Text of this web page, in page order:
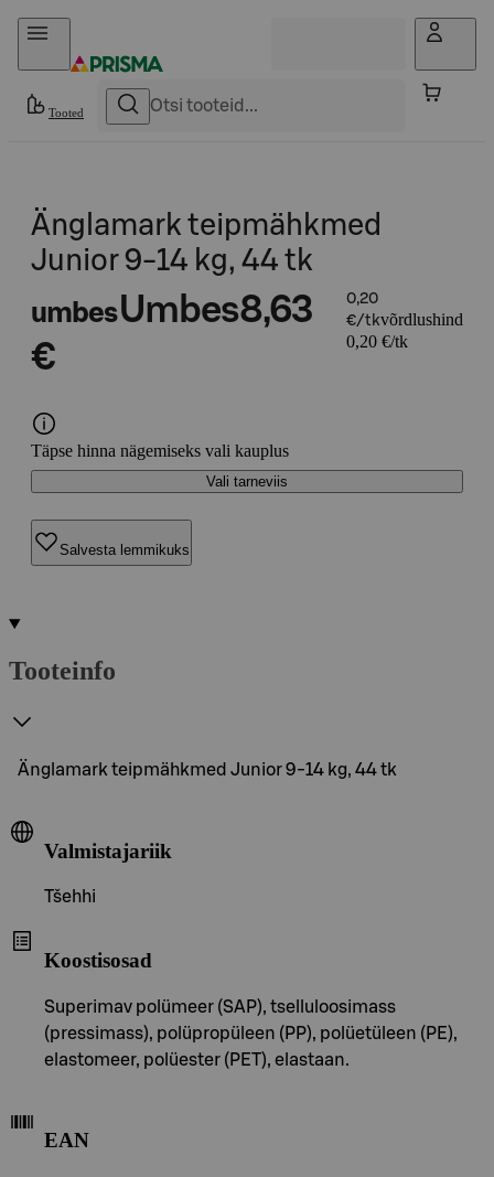
Otse sisu juurde
Tooted
Änglamark teipmähkmed
Junior 9-14 kg, 44 tk
umbesUmbes8,63
€
0,20
€/tkvõrdlushind
0,20 €/tk
Täpse hinna nägemiseks vali kauplus
Vali tarneviis
Salvesta lemmikuks
Tooteinfo
Änglamark teipmähkmed Junior 9-14 kg, 44 tk
Valmistajariik
Tšehhi
Koostisosad
Superimav polümeer (SAP), tselluloosimass
(pressimass), polüpropüleen (PP), polüetüleen (PE),
elastomeer, polüester (PET), elastaan.
EAN